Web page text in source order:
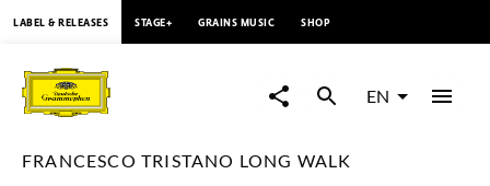
FRANCESCO
TRISTANO
LONG
LABEL & RELEASES STAGE+ GRAINS MUSIC SHOP
EN
FRANCESCO TRISTANO LONG WALK